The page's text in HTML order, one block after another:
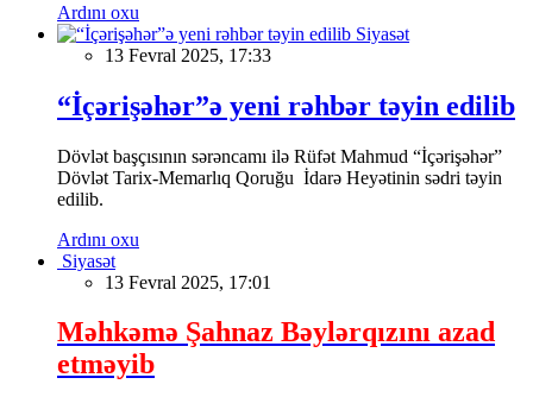
Ardını oxu
Siyasət
13 Fevral 2025, 17:33
“İçərişəhər”ə yeni rəhbər təyin edilib
Dövlət başçısının sərəncamı ilə Rüfət Mahmud “İçərişəhər”
Dövlət Tarix-Memarlıq Qoruğu İdarə Heyətinin sədri təyin
edilib.
Ardını oxu
Siyasət
13 Fevral 2025, 17:01
Məhkəmə Şahnaz Bəylərqızını azad
etməyib